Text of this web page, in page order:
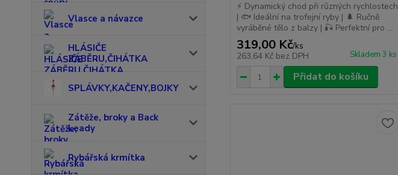
Vlasce a návazce
HLÁSIČE
ZÁBĚRU,ČIHÁTKA
SPLÁVKY,KAČENY,BOJKY
Zátěže, broky a Back
Leady
Rybářská krmítka
⚡ Dynamický chod při různých rychlostech
| 🐟 Ideální na trofejní ryby | 🌲 Ručně
vyráběné tělo z balzy | 🎣 Perfektní pro ...
319,00 Kč/ks
263,64 Kč bez DPH Skladem 3 ks
Přidat do košíku